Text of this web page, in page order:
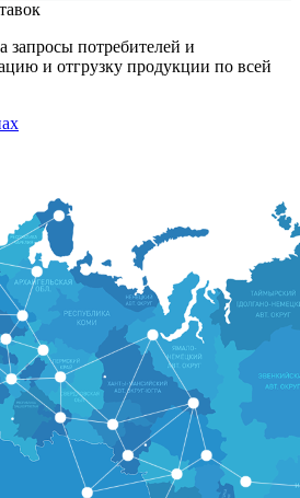
потребителей и
и отгрузку продукции по всей